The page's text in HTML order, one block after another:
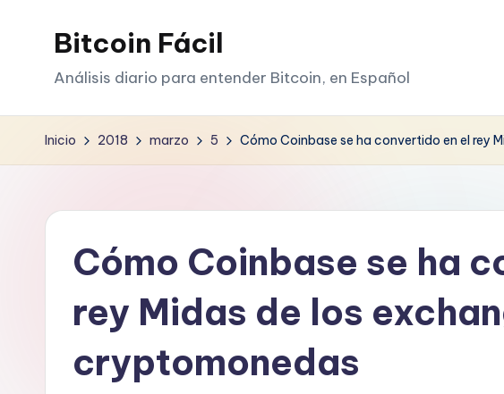
Bitcoin Fácil
Análisis diario para entender Bitcoin, en Español
Inicio 2018 marzo 5 Cómo Coinbase se ha convertido en el rey
Cómo Coinbase se ha
rey Midas de los
cryptomonedas